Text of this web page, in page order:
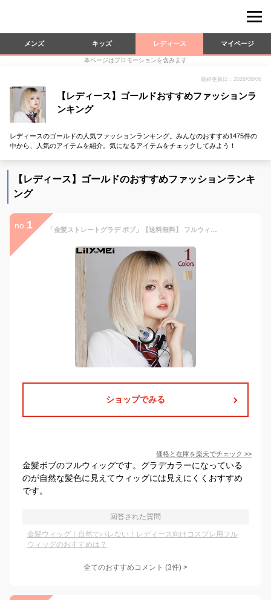
メンズ キッズ レディース マイページ
本ページはプロモーションを含みます
最終更新日：2026/08/06
【レディース】ゴールドおすすめファッションラ
ンキング
レディースのゴールドの人気ファッションランキング。みんなのおすすめ1475件の
中から、人気のアイテムを紹介。気になるアイテムをチェックしてみよう！
【レディース】ゴールドのおすすめファッションランキ
ング
no. 1 「金髪ストレートグラデ ボブ」【送料無料】 フルウィッグ ふかし ツートン イベント コスプレ 自然 ダンス グラデーション つけ毛 ミディアム ボブ アッシュ かつら アッシュ ダンス 金髪 ゴールド シルバー ナチュラル ギャル オンブレ
ショップでみる
価格と在庫を楽天でチェック >>
金髪ボブのフルウィッグです。グラデカラーになっている
のが自然な髪色に見えてウィッグには見えにくくおすすめ
です。
回答された質問
金髪ウィッグ｜自然でバレない！レディース向けコスプレ用フル
ウィッグのおすすめは？
全てのおすすめコメント (3件) >